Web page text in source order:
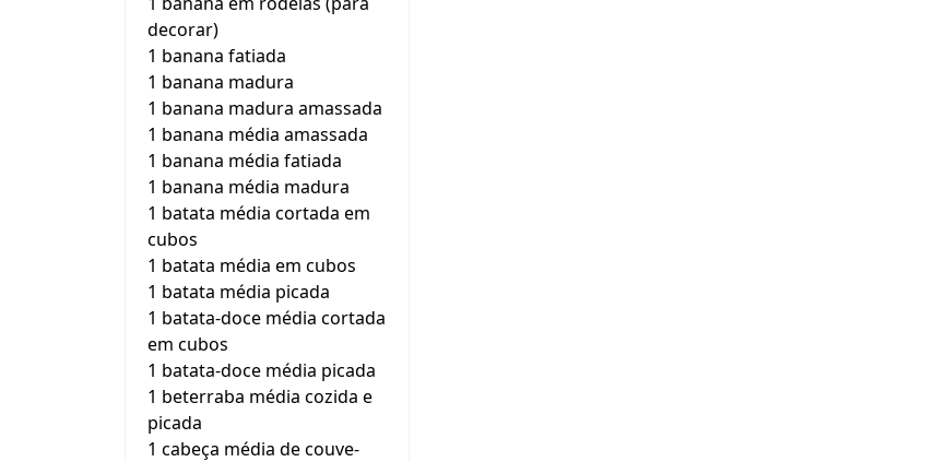
decorar)
1 banana fatiada
1 banana madura
1 banana madura amassada
1 banana média amassada
1 banana média fatiada
1 banana média madura
1 batata média cortada em
cubos
1 batata média em cubos
1 batata média picada
1 batata-doce média cortada
em cubos
1 batata-doce média picada
1 beterraba média cozida e
picada
1 cabeça média de couve-